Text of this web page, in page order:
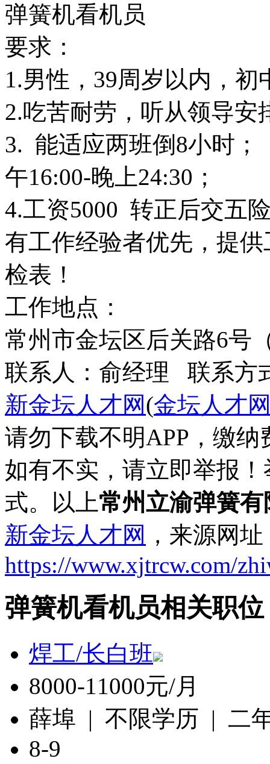
弹簧机看机员
要求：
1.男性，39周岁以内，初
2.吃苦耐劳，听从领导安
3. 能适应两班倒8小时；
午16:00-晚上24:30；
4.工资5000 转正后交五
有工作经验者优先，提
检表！
工作地点：
常州市金坛区后关路6号
联系人：俞经理 联系方
新金坛人才网(金坛人才
请勿下载不明APP，缴
如有不实，请立即举报
式。以上常州立渝弹簧
新金坛人才网 ，来源网
https://www.xjtrcw.com/
弹簧机看机员相关职位
焊工/长白班
8000-11000元/月
薛埠 | 不限学历 | 二
8-9